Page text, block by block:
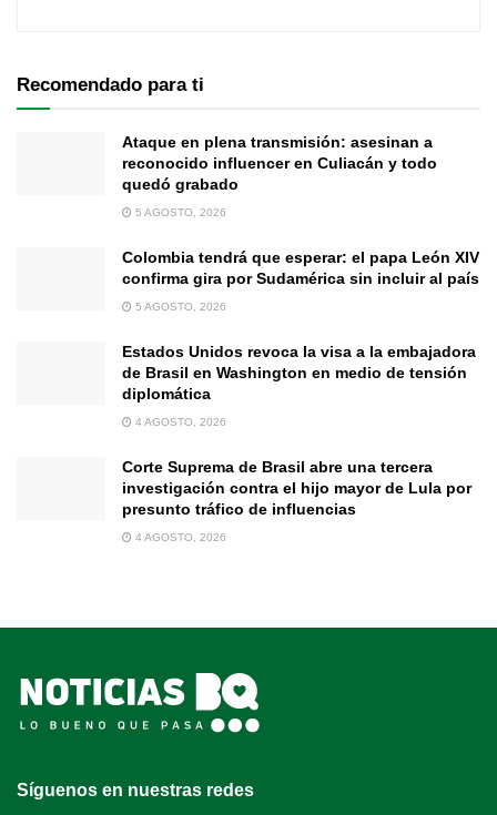
Recomendado para ti
Ataque en plena transmisión: asesinan a
reconocido influencer en Culiacán y todo
quedó grabado
5 AGOSTO, 2026
Colombia tendrá que esperar: el papa León XIV
confirma gira por Sudamérica sin incluir al país
5 AGOSTO, 2026
Estados Unidos revoca la visa a la embajadora
de Brasil en Washington en medio de tensión
diplomática
4 AGOSTO, 2026
Corte Suprema de Brasil abre una tercera
investigación contra el hijo mayor de Lula por
presunto tráfico de influencias
4 AGOSTO, 2026
Síguenos en nuestras redes